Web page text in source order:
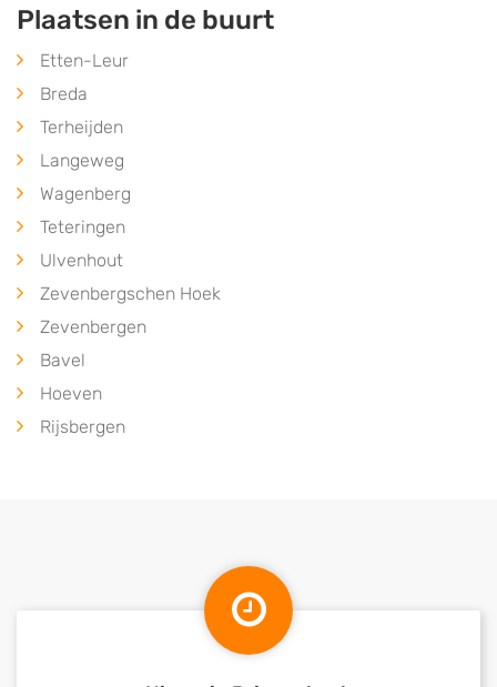
Plaatsen in de buurt
Etten-Leur
Breda
Terheijden
Langeweg
Wagenberg
Teteringen
Ulvenhout
Zevenbergschen Hoek
Zevenbergen
Bavel
Hoeven
Rijsbergen